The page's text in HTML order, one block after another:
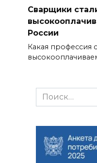
Сварщики
России
Какая профессия
Search
for: